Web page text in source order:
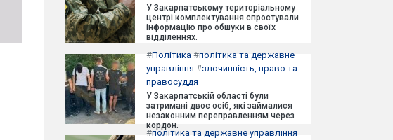
У Закарпатському територіальному
центрі комплектування спростували
інформацію про обшуки в своїх
відділеннях.
#Політика #політика та державне
управління #злочинність, право та
правосуддя
У Закарпатській області були
затримані двоє осіб, які займалися
незаконним переправленням через
кордон.
#політика та державне управління